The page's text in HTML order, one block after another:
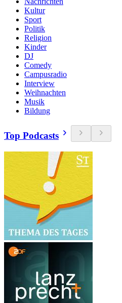
Kultur
Sport
Politik
Religion
Kinder
DJ
Comedy
Campusradio
Interview
Weihnachten
Musik
Bildung
Top Podcasts